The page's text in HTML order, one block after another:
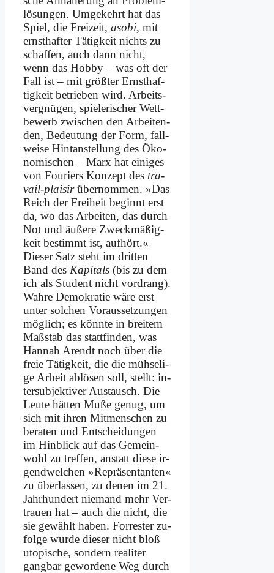
lö­sun­gen. Um­ge­kehrt hat das
Spiel, die Frei­zeit, asobi, mit
ernst­haf­ter Tä­tig­keit nichts zu
schaf­fen, auch dann nicht,
wenn das Hob­by – was oft der
Fall ist – mit größ­ter Ernst­haf­
tig­keit be­trie­ben wird. Ar­beits­
ver­gnü­gen, spie­le­ri­scher Wett­
be­werb zwi­schen den Ar­bei­ten­
den, Be­deu­tung der Form, fall­
wei­se Hint­an­stel­lung des Öko­
no­mi­schen – Marx hat ei­ni­ges
von Fou­riers Kon­zept des tra­
vail-plai­sirüber­nom­men. »Das
Reich der Frei­heit be­ginnt erst
da, wo das Ar­bei­ten, das durch
Not und äu­ße­re Zweck­mä­ßig­
keit be­stimmt ist, auf­hört.«
Die­ser Satz steht im drit­ten
Band des Ka­pi­tals (bis zu dem
ich als Stu­dent nicht vor­drang).
Wah­re De­mo­kra­tie wä­re erst
un­ter sol­chen Vor­aus­set­zun­gen
mög­lich; es könn­te in brei­tem
Maß­stab das statt­fin­den, was
Han­nah Are­ndt noch über die
freie Tä­tig­keit, die die müh­se­li­
ge Ar­beit ab­lö­sen soll, stellt: in­
ter­sub­jek­ti­ver Aus­tausch. Die
Leu­te hät­ten Mu­ße ge­nug, um
sich mit ih­ren Mit­men­schen zu
be­ra­ten und Ent­schei­dun­gen
im Hin­blick auf das Ge­mein­
wohl zu tref­fen, an­statt die­se ir­
gend­wel­chen »Re­prä­sen­tan­ten«
zu über­las­sen, zu de­nen im 21.
Jahr­hun­dert nie­mand mehr Ver­
trau­en hat – auch die nicht, die
sie ge­wählt ha­ben. For­re­ster zu­
fol­ge wur­de die­ser nicht bloß
uto­pi­sche, son­dern rea­li­ter
gang­bar ge­wor­de­ne Weg durch